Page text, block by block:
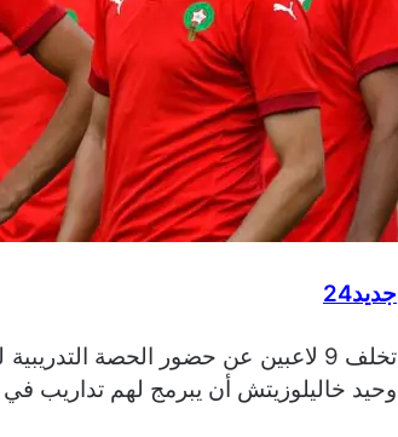
جديد24
تخلف 9 لاعبين عن حضور الحصة
وحيد خاليلوزيتش أن يبرمج لهم تداريب في